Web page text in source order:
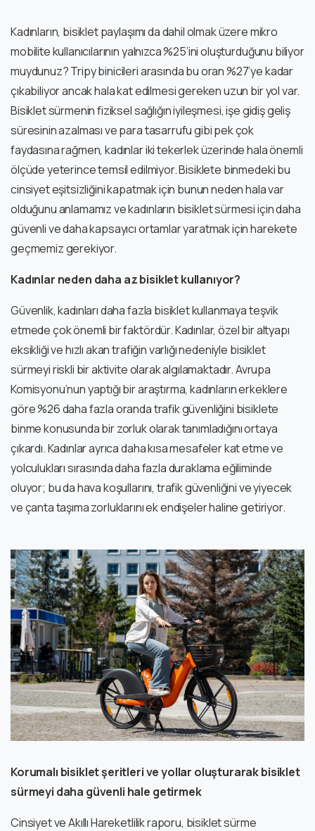
Kadınların, bisiklet paylaşımı da dahil olmak üzere mikro
mobilite kullanıcılarının yalnızca %25’ini oluşturduğunu biliyor
muydunuz? Tripy binicileri arasında bu oran %27’ye kadar
çıkabiliyor ancak hala kat edilmesi gereken uzun bir yol var.
Bisiklet sürmenin fiziksel sağlığın iyileşmesi, işe gidiş geliş
süresinin azalması ve para tasarrufu gibi pek çok
faydasına rağmen, kadınlar iki tekerlek üzerinde hala önemli
ölçüde yeterince temsil edilmiyor. Bisiklete binmedeki bu
cinsiyet eşitsizliğini kapatmak için bunun neden hala var
olduğunu anlamamız ve kadınların bisiklet sürmesi için daha
güvenli ve daha kapsayıcı ortamlar yaratmak için harekete
geçmemiz gerekiyor.
Kadınlar neden daha az bisiklet kullanıyor?
Güvenlik, kadınları daha fazla bisiklet kullanmaya teşvik
etmede çok önemli bir faktördür. Kadınlar, özel bir altyapı
eksikliği ve hızlı akan trafiğin varlığı nedeniyle bisiklet
sürmeyi riskli bir aktivite olarak algılamaktadır. Avrupa
Komisyonu’nun yaptığı bir araştırma, kadınların erkeklere
göre %26 daha fazla oranda trafik güvenliğini bisiklete
binme konusunda bir zorluk olarak tanımladığını ortaya
çıkardı. Kadınlar ayrıca daha kısa mesafeler kat etme ve
yolculukları sırasında daha fazla duraklama eğiliminde
oluyor; bu da hava koşullarını, trafik güvenliğini ve yiyecek
ve çanta taşıma zorluklarını ek endişeler haline getiriyor.
Korumalı bisiklet şeritleri ve yollar oluşturarak bisiklet
sürmeyi daha güvenli hale getirmek
Cinsiyet ve Akıllı Hareketlilik raporu, bisiklet sürme